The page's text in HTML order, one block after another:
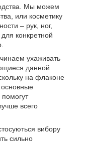
Мы можем
или косметику
– рук, ног,
конкретной
ухаживать
данной
на флаконе
основные
всего
вибору
сильно